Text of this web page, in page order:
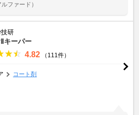
ファード）
研
キーパー
4.82 （111件）
コート剤